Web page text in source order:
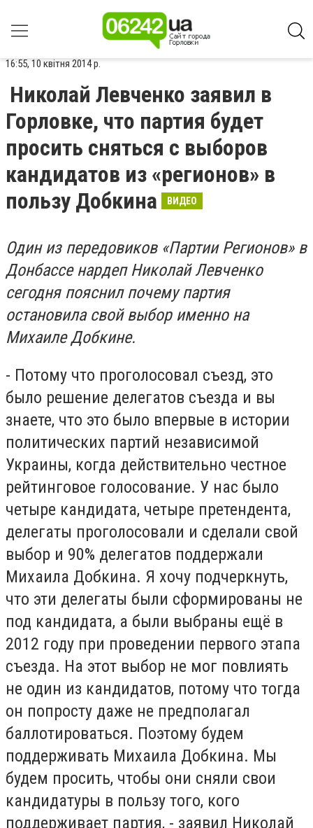
16:55, 10 квітня 2014 р.
Николай Левченко заявил в
Горловке, что партия будет
просить сняться с выборов
кандидатов из «регионов» в
пользу Добкина
ВИДЕО
Один из передовиков «Партии Регионов» в
Донбассе нардеп Николай Левченко
сегодня пояснил почему партия
остановила свой выбор именно на
Михаиле Добкине.
- Потому что проголосовал съезд, это
было решение делегатов съезда и вы
знаете, что это было впервые в истории
политических партий независимой
Украины, когда действительно честное
рейтинговое голосование. У нас было
четыре кандидата, четыре претендента,
делегаты проголосовали и сделали свой
выбор и 90% делегатов поддержали
Михаила Добкина. Я хочу подчеркнуть,
что эти делегаты были сформированы не
под кандидата, а были выбраны ещё в
2012 году при проведении первого этапа
съезда. На этот выбор не мог повлиять
не один из кандидатов, потому что тогда
он попросту даже не предполагал
баллотироваться. Поэтому будем
поддерживать Михаила Добкина. Мы
будем просить, чтобы они сняли свои
кандидатуры в пользу того, кого
поддерживает партия, - заявил Николай